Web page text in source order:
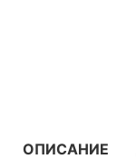
ОПИСАНИЕ